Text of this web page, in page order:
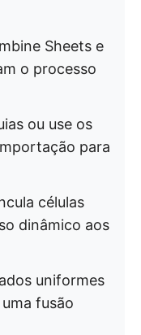
Sheets e
o processo
ou use os
para
células
dinâmico aos
uniformes
fusão